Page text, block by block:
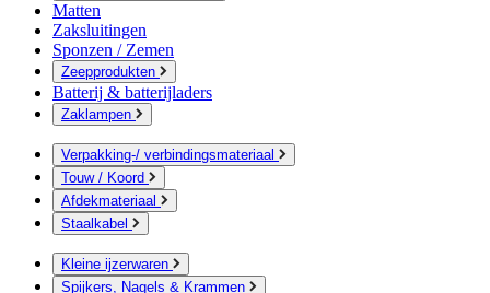
Matten
Zaksluitingen
Sponzen / Zemen
Zeepprodukten
Batterij & batterijladers
Zaklampen
Verpakking-/ verbindingsmateriaal
Touw / Koord
Afdekmateriaal
Staalkabel
Kleine ijzerwaren
Spijkers, Nagels & Krammen